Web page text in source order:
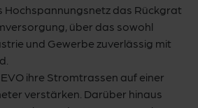
Hochspannungsnetz das Rückgrat
über das sowohl
und Gewerbe zuverlässig mit
ihre Stromtrassen auf einer
verstärken. Darüber hinaus